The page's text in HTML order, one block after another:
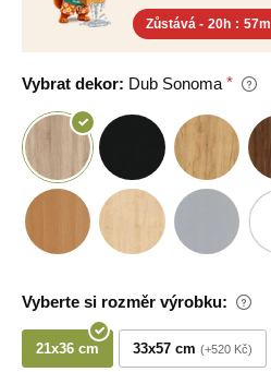
Zůstává - 20h : 57m
Vybrat dekor: Dub Sonoma
Vyberte si rozměr výrobku:
21x36 cm 33x57 cm +520 Kč